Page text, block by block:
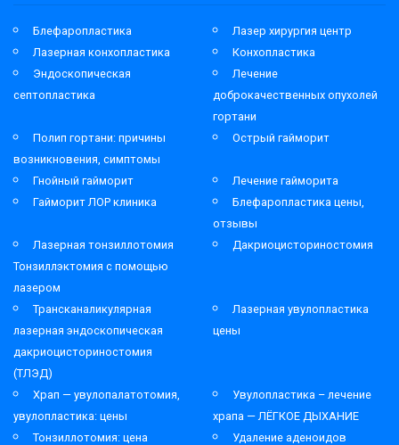
Блефаропластика
Лазер хирургия центр
Лазерная конхопластика
Конхопластика
Эндоскопическая
септопластика
Лечение
доброкачественных опухолей
гортани
Полип гортани: причины
возникновения, симптомы
Острый гайморит
Гнойный гайморит
Лечение гайморита
Гайморит ЛОР клиника
Блефаропластика цены,
отзывы
Лазерная тонзиллотомия
Тонзиллэктомия с помощью
лазером
Дакриоцисториностомия
Трансканаликулярная
лазерная эндоскопическая
дакриоцисториностомия
(ТЛЭД)
Лазерная увулопластика
цены
Храп — увулопалатотомия,
увулопластика: цены
Увулопластика – лечение
храпа — ЛЁГКОЕ ДЫХАНИЕ
Тонзиллотомия: цена
Удаление аденоидов